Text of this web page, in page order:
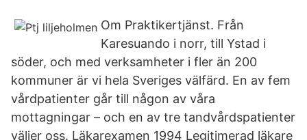
Om Praktikertjänst. Från
Karesuando i norr, till Ystad i
söder, och med verksamheter i fler än 200
kommuner är vi hela Sveriges välfärd. En av fem
vårdpatienter går till någon av våra
mottagningar – och en av tre tandvårdspatienter
väljer oss. Läkarexamen 1994 Legitimerad läkare